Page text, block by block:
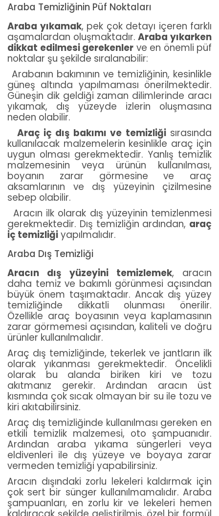
Araba Temizliğinin Püf Noktaları
Araba yıkamak, pek çok detayı içeren farklı
aşamalardan oluşmaktadır.Araba yıkarken
dikkat edilmesi gerekenler ve en önemli püf
noktalar şu şekilde sıralanabilir:
Arabanın bakımının ve temizliğinin, kesinlikle
güneş altında yapılmaması önerilmektedir.
Güneşin dik geldiği zaman dilimlerinde aracı
yıkamak, dış yüzeyde izlerin oluşmasına
neden olabilir.
Araç iç dış bakımı ve temizliğisırasında
kullanılacak malzemelerin kesinlikle araç için
uygun olması gerekmektedir. Yanlış temizlik
malzemesinin veya ürünün kullanılması,
boyanın zarar görmesine ve araç
aksamlarının ve dış yüzeyinin çizilmesine
sebep olabilir.
Aracın ilk olarak dış yüzeyinin temizlenmesi
gerekmektedir. Dış temizliğin ardından, araç
iç temizliğiyapılmalıdır.
Araba Dış Temizliği
Aracın dış yüzeyini temizlemek, aracın
daha temiz ve bakımlı görünmesi açısından
büyük önem taşımaktadır. Ancak dış yüzey
temizliğinde dikkatli olunması önerilir.
Özellikle araç boyasının veya kaplamasının
zarar görmemesi açısından, kaliteli ve doğru
ürünler kullanılmalıdır.
Araç dış temizliğinde, tekerlek ve jantların ilk
olarak yıkanması gerekmektedir. Öncelikli
olarak bu alanda biriken kiri ve tozu
akıtmanız gerekir. Ardından aracın üst
kısmında çok sıcak olmayan bir su ile tozu ve
kiri akıtabilirsiniz.
Araç dış temizliğinde kullanılması gereken en
etkili temizlik malzemesi, oto şampuanıdır.
Ardından araba yıkama süngerleri veya
eldivenleri ile dış yüzeye ve boyaya zarar
vermeden temizliği yapabilirsiniz.
Aracın dışındaki zorlu lekeleri kaldırmak için
çok sert bir sünger kullanılmamalıdır. Araba
şampuanları, en zorlu kir ve lekeleri hemen